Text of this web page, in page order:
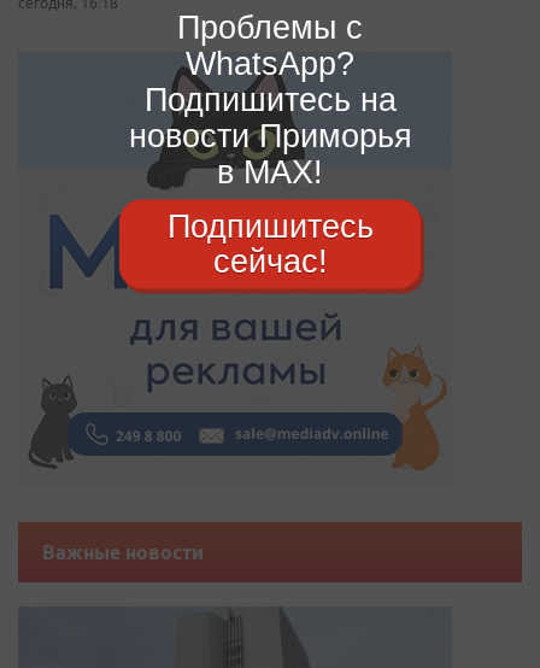
сегодня, 16:18
Важные новости
Проблемы с
WhatsApp?
Подпишитесь на
новости Приморья
в MAX!
Подпишитесь
сейчас!